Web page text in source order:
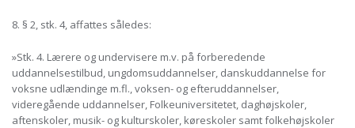
8. § 2, stk. 4, affattes således:
»Stk. 4. Lærere og undervisere m.v. på forberedende
uddannelsestilbud, ungdomsuddannelser, danskuddannelse for
voksne udlændinge m.fl., voksen- og efteruddannelser,
videregående uddannelser, Folkeuniversitetet, daghøjskoler,
aftenskoler, musik- og kulturskoler, køreskoler samt folkehøjskoler